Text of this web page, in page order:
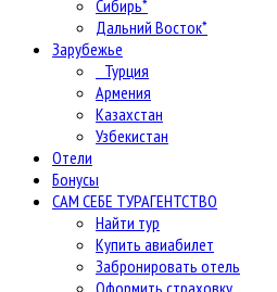
Сибирь*
Дальний Восток*
Зарубежье
Турция
Армения
Казахстан
Узбекистан
Отели
Бонусы
САМ СЕБЕ ТУРАГЕНТСТВО
Найти тур
Купить авиабилет
Забронировать отель
Оформить страховку